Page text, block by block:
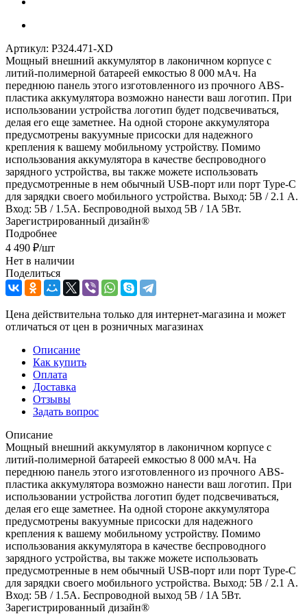
Артикул: P324.471-XD
Мощный внешний аккумулятор в лаконичном корпусе с
литий-полимерной батареей емкостью 8 000 мАч. На
переднюю панель этого изготовленного из прочного ABS-
пластика аккумулятора возможно нанести ваш логотип. При
использовании устройства логотип будет подсвечиваться,
делая его еще заметнее. На одной стороне аккумулятора
предусмотрены вакуумные присоски для надежного
крепления к вашему мобильному устройству. Помимо
использования аккумулятора в качестве беспроводного
зарядного устройства, вы также можете использовать
предусмотренные в нем обычный USB-порт или порт Type-C
для зарядки своего мобильного устройства. Выход: 5В / 2.1 А.
Вход: 5В / 1.5A. Беспроводной выход 5В / 1A 5Вт.
Зарегистрированный дизайн®
Подробнее
4 490 ₽/шт
Нет в наличии
Поделиться
Цена действительна только для интернет-магазина и может
отличаться от цен в розничных магазинах
Описание
Как купить
Оплата
Доставка
Отзывы
Задать вопрос
Описание
Мощный внешний аккумулятор в лаконичном корпусе с
литий-полимерной батареей емкостью 8 000 мАч. На
переднюю панель этого изготовленного из прочного ABS-
пластика аккумулятора возможно нанести ваш логотип. При
использовании устройства логотип будет подсвечиваться,
делая его еще заметнее. На одной стороне аккумулятора
предусмотрены вакуумные присоски для надежного
крепления к вашему мобильному устройству. Помимо
использования аккумулятора в качестве беспроводного
зарядного устройства, вы также можете использовать
предусмотренные в нем обычный USB-порт или порт Type-C
для зарядки своего мобильного устройства. Выход: 5В / 2.1 А.
Вход: 5В / 1.5A. Беспроводной выход 5В / 1A 5Вт.
Зарегистрированный дизайн®